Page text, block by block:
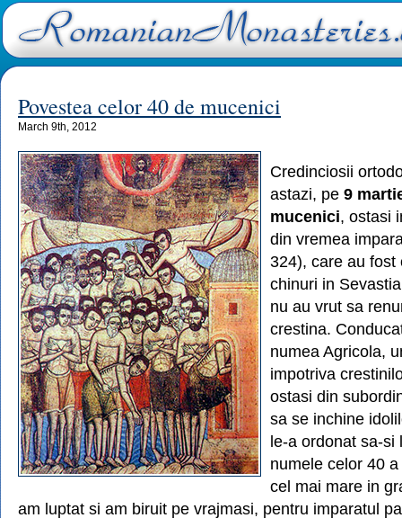
Povestea celor 40 de mucenici
March 9th, 2012
Credinciosii
astazi, pe 9
mucenici, ostasi
din vremea
324), care au fost
chinuri in
nu au vrut sa
crestina.
numea Agricola,
impotriva
ostasi din
sa se inchine
le-a ordonat sa-si
numele celor 40
cel mai mare in
am luptat si am biruit pe vrajmasi, pentru imparatul